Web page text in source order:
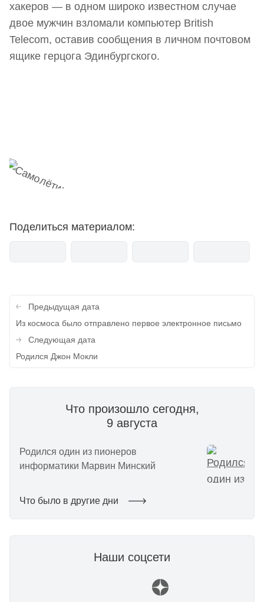
хакеров — в одном широко известном случае
двое мужчин взломали компьютер British
Telecom, оставив сообщения в личном почтовом
ящике герцога Эдинбургского.
Поделиться материалом:
Навигация
по
записям
Предыдущая дата
Из космоса было отправлено первое электронное письмо
Следующая дата
Родился Джон Мокли
Что произошло сегодня,
9 августа
Родился один из пионеров
информатики Марвин Минский
Что было в другие дни
Наши соцсети